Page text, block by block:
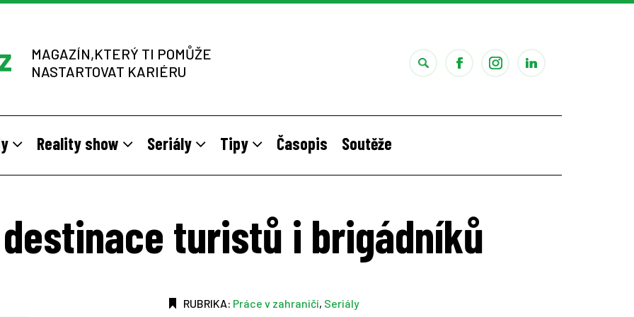
MAGAZÍN,KTERÝ TI POMŮŽE
NASTARTOVAT KARIÉRU
Reality show Seriály Tipy Časopis Soutěže
turistů i brigádníků
RUBRIKA: Práce v zahraničí, Seriály